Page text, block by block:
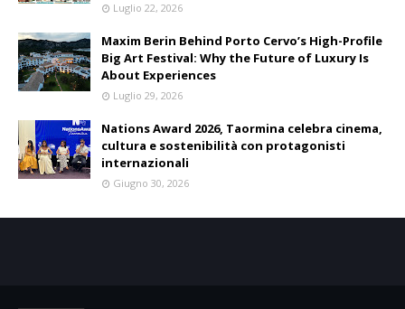
Luglio 22, 2026
Maxim Berin Behind Porto Cervo’s High-Profile
Big Art Festival: Why the Future of Luxury Is
About Experiences
Luglio 29, 2026
Nations Award 2026, Taormina celebra cinema,
cultura e sostenibilità con protagonisti
internazionali
Giugno 30, 2026